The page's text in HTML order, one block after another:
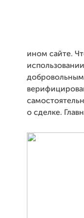
ином сайте.
о сделке.